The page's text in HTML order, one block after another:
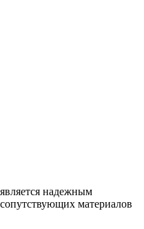
надежным
материалов